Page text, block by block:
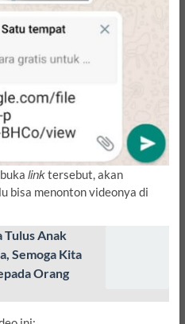
linktersebut, akan
bisa menonton videonya di
Tulus Anak
Semoga Kita
Orang